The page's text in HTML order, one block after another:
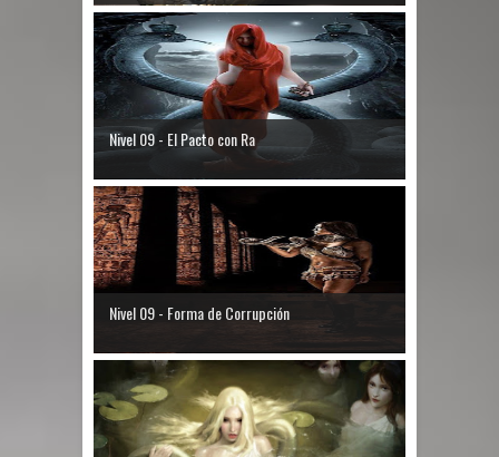
Nivel 09 - El Pacto con Ra
Nivel 09 - Forma de Corrupción